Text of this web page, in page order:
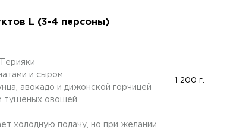
L (3-4 персоны)
и сыром
авокадо и дижонской горчицей
тушеных овощей
холодную подачу, но при желании
1 200 г.